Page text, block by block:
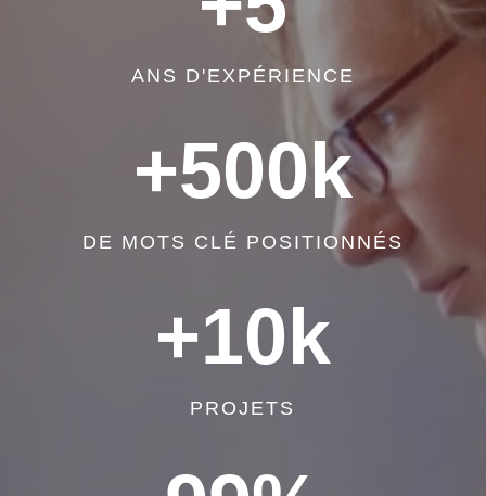
ANS D'EXPÉRIENCE
+500k
DE MOTS CLÉ POSITIONNÉS
+10k
PROJETS